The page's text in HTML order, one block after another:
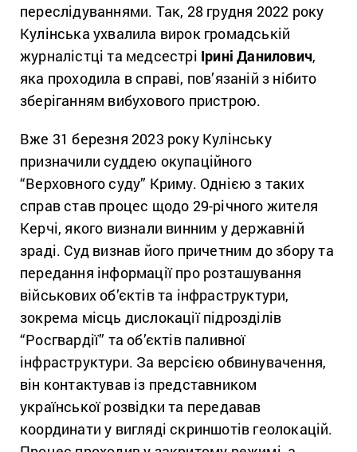
переслідуваннями. Так, 28 грудня 2022 року
Кулінська ухвалила вирок громадській
журналістці та медсестрі Ірині Данилович,
яка проходила в справі, пов’язаній з нібито
зберіганням вибухового пристрою.
Вже 31 березня 2023 року Кулінську
призначили суддею окупаційного
“Верховного суду” Криму. Однією з таких
справ став процес щодо 29-річного жителя
Керчі, якого визнали винним у державній
зраді. Суд визнав його причетним до збору та
передання інформації про розташування
військових об’єктів та інфраструктури,
зокрема місць дислокації підрозділів
“Росгвардії” та об’єктів паливної
інфраструктури. За версією обвинувачення,
він контактував із представником
української розвідки та передавав
координати у вигляді скриншотів геолокацій.